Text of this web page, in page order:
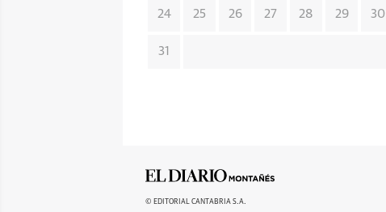
24 25 26 27 28 29 30
31
© EDITORIAL CANTABRIA S.A.